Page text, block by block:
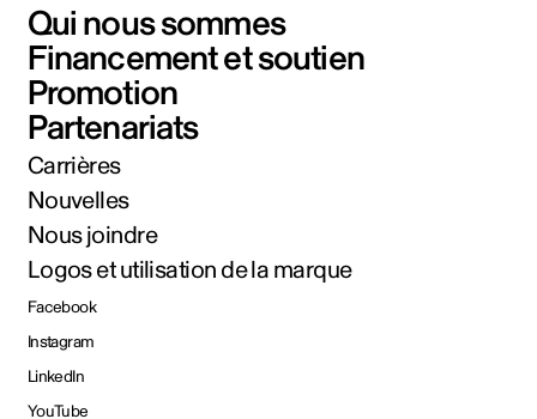
Qui nous sommes
Financement et soutien
Promotion
Partenariats
Carrières
Nouvelles
Nous joindre
Logos et utilisation de la marque
Facebook
Instagram
LinkedIn
YouTube